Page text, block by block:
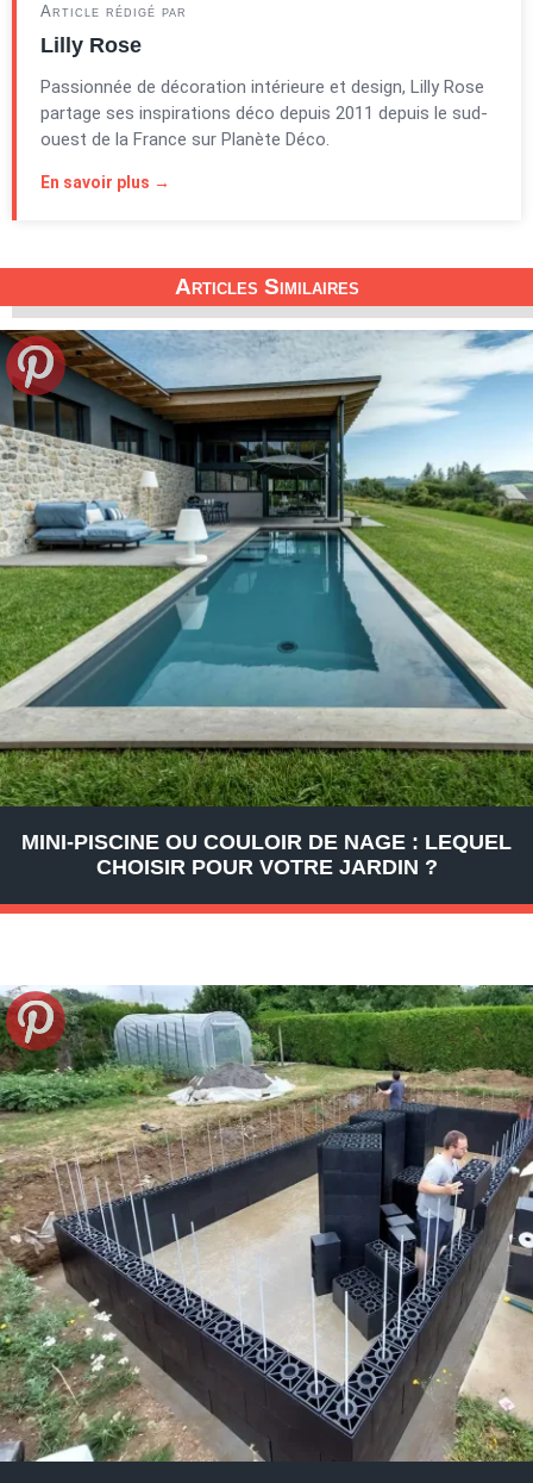
Article rédigé par
Lilly Rose
Passionnée de décoration intérieure et design, Lilly Rose
partage ses inspirations déco depuis 2011 depuis le sud-
ouest de la France sur Planète Déco.
En savoir plus →
Articles Similaires
MINI-PISCINE OU COULOIR DE NAGE : LEQUEL
CHOISIR POUR VOTRE JARDIN ?